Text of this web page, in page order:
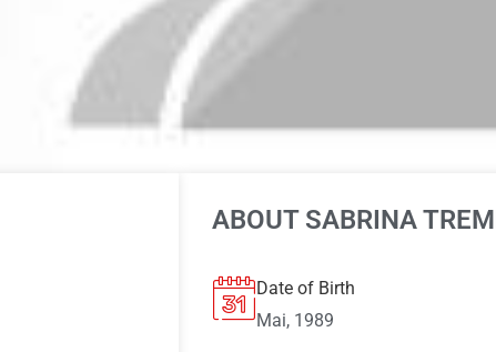
ABOUT SABRINA
Date of Birth
Mai, 1989